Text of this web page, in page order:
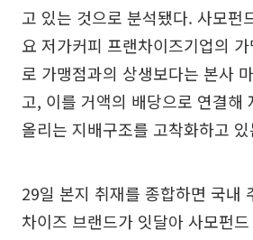
고 있는 것으로 분석됐다. 사모펀
요 저가커피 프랜차이즈기업의
로 가맹점과의 상생보다는 본사
고, 이를 거액의 배당으로 연결해
올리는 지배구조를 고착화하고
29일 본지 취재를 종합하면 국내
차이즈 브랜드가 잇달아 사모펀